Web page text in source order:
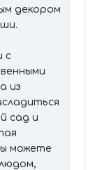
декором
с
из
сад и
можете